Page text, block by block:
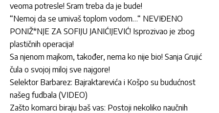
veoma potresle! Sram treba da je bude!
“Nemoj da se umivaš toplom vodom…“ NEVIĐENO
PONIŽ*NJE ZA SOFIJU JANIĆIJEVIĆ! Isprozivao je zbog
plastičnih operacija!
Sa njenom majkom, također, nema ko nije bio! Sanja Grujić
čula o svojoj miloj sve najgore!
Selektor Barbarez: Bajraktarevića i Košpo su budućnost
našeg fudbala (VIDEO)
Zašto komarci biraju baš vas: Postoji nekoliko naučnih